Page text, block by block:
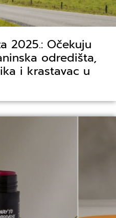
2025.: Očekuju
odredišta,
i krastavac u